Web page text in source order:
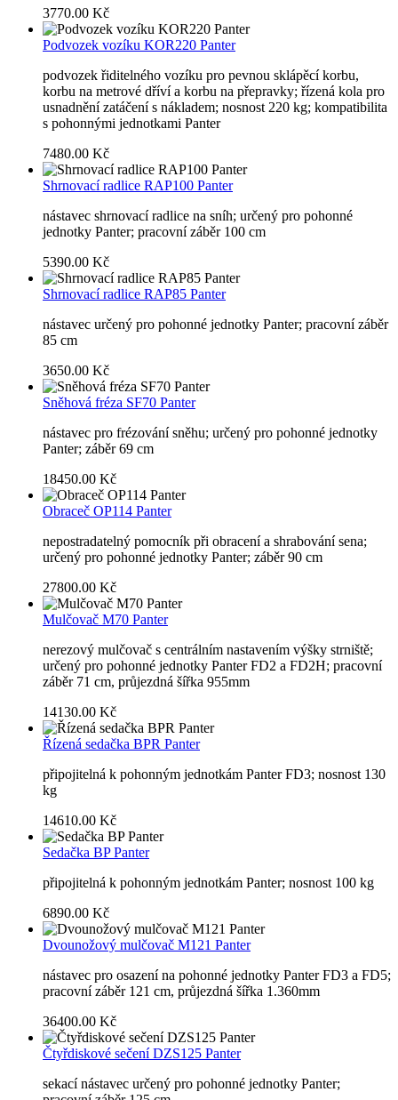
3770.00 Kč
Podvozek vozíku KOR220 Panter
podvozek řiditelného vozíku pro pevnou sklápěcí korbu,
korbu na metrové dříví a korbu na přepravky; řízená kola pro
usnadnění zatáčení s nákladem; nosnost 220 kg; kompatibilita
s pohonnými jednotkami Panter
7480.00 Kč
Shrnovací radlice RAP100 Panter
nástavec shrnovací radlice na sníh; určený pro pohonné
jednotky Panter; pracovní záběr 100 cm
5390.00 Kč
Shrnovací radlice RAP85 Panter
nástavec určený pro pohonné jednotky Panter; pracovní záběr
85 cm
3650.00 Kč
Sněhová fréza SF70 Panter
nástavec pro frézování sněhu; určený pro pohonné jednotky
Panter; záběr 69 cm
18450.00 Kč
Obraceč OP114 Panter
nepostradatelný pomocník při obracení a shrabování sena;
určený pro pohonné jednotky Panter; záběr 90 cm
27800.00 Kč
Mulčovač M70 Panter
nerezový mulčovač s centrálním nastavením výšky strniště;
určený pro pohonné jednotky Panter FD2 a FD2H; pracovní
záběr 71 cm, průjezdná šířka 955mm
14130.00 Kč
Řízená sedačka BPR Panter
připojitelná k pohonným jednotkám Panter FD3; nosnost 130
kg
14610.00 Kč
Sedačka BP Panter
připojitelná k pohonným jednotkám Panter; nosnost 100 kg
6890.00 Kč
Dvounožový mulčovač M121 Panter
nástavec pro osazení na pohonné jednotky Panter FD3 a FD5;
pracovní záběr 121 cm, průjezdná šířka 1.360mm
36400.00 Kč
Čtyřdiskové sečení DZS125 Panter
sekací nástavec určený pro pohonné jednotky Panter;